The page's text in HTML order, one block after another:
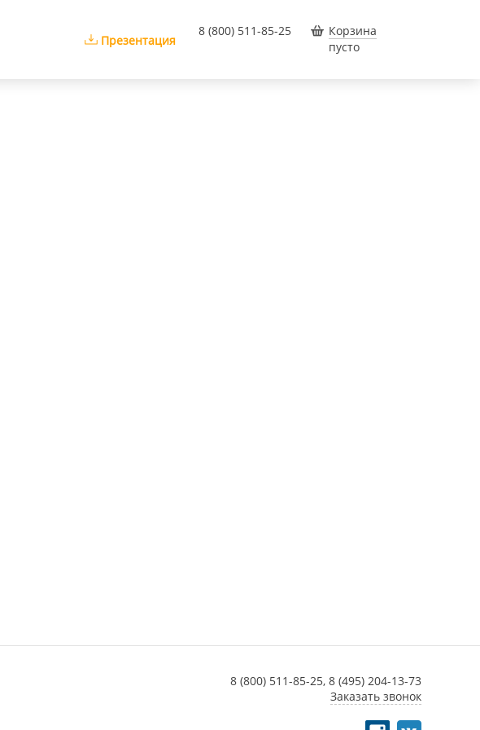
Презентация
8 (800) 511-85-25
Корзина
пусто
8 (800) 511-85-25, 8 (495) 204-13-73
Заказать звонок